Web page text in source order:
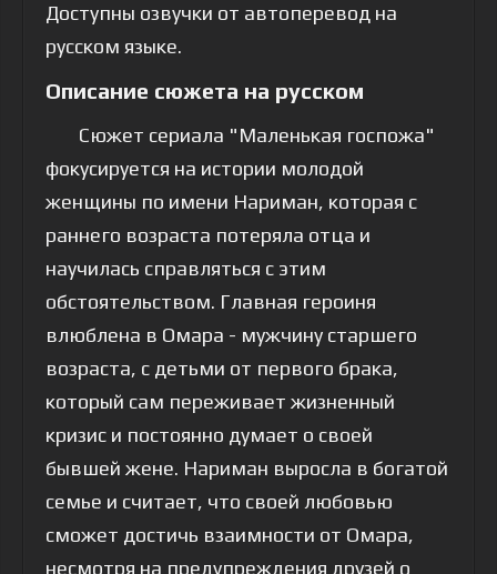
Доступны озвучки от автоперевод на
русском языке.
Описание сюжета на русском
Сюжет сериала "Маленькая госпожа"
фокусируется на истории молодой
женщины по имени Нариман, которая с
раннего возраста потеряла отца и
научилась справляться с этим
обстоятельством. Главная героиня
влюблена в Омара - мужчину старшего
возраста, с детьми от первого брака,
который сам переживает жизненный
кризис и постоянно думает о своей
бывшей жене. Нариман выросла в богатой
семье и считает, что своей любовью
сможет достичь взаимности от Омара,
несмотря на предупреждения друзей о